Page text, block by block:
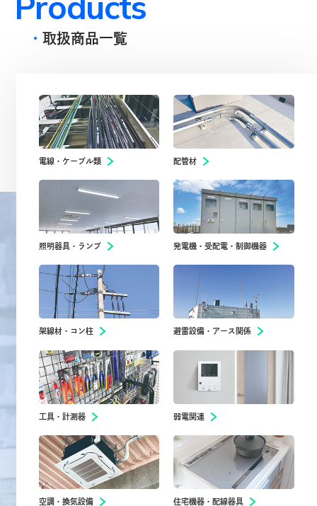
取扱商品一覧
電線・ケーブル類 配管材
照明器具・ランプ 発電機・受配電・制御機器
架線材・コン柱 避雷設備・アース関係
工具・計測器 弱電関連
空調・換気設備 住宅機器・配線器具